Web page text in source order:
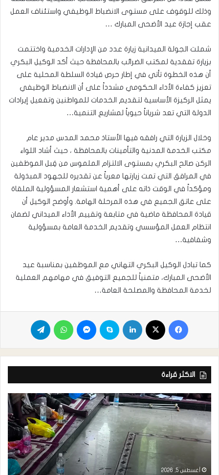
وذلك للوقوف على مستوى الانضباط الوظيفي واستئناف العمل
عقب إجازة عيد الأضحى المبارك …
شملت الجولة الميدانية زيارة عدد من الإدارات الخدمية واختتمت
بزيارة تفقدية لمكتب الضرائب بالمحافظة حيث أكد الوكيل البكري
أن هذه الخطوة تأتي في إطار حرص قيادة السلطة المحلية على
تعزيز كفاءة الأداء الحكومي مشدداً على أن الانضباط الوظيفي
يمثل الركيزة الأساسية لتقديم الخدمات للمواطنين وتفعيل إيرادات
الدولة التي تعد شرياناً حيوياً لمشاريع التنمية…
وخلال الزيارة التي رافقه فيها الأستاذ محمد المدس مدير عام
مكتب الخدمة المدنية والتأمينات بالمحافظة ، حيث أشاد اللواء
الركن صالح البكري بمستوى الالتزام الملموس من قِبل الموظفين
في المرافق التي تمت زيارتها معرباً عن تقديره للجهود المبذولة
ومؤكداً في الوقت ذاته على أهمية استشعار المسؤولية الملقاة
على عاتق الجميع في هذه المرحلة الهامة. وأوضح الوكيل أن
قيادة المحافظة ماضية في متابعة وتقييم الأداء الميداني لضمان
انتظام العمل المؤسسي وتقديم الخدمة العامة بمسؤولية
وشفافية…
كما تبادل الوكيل البكري التهاني مع الموظفين بمناسبة عيد
الأضحى المبارك، متمنياً للجميع التوفيق في مهامهم العملية
لخدمة المحافظة والمصلحة العامة…
الاكثر قراءة
أغسطس 5, 2026